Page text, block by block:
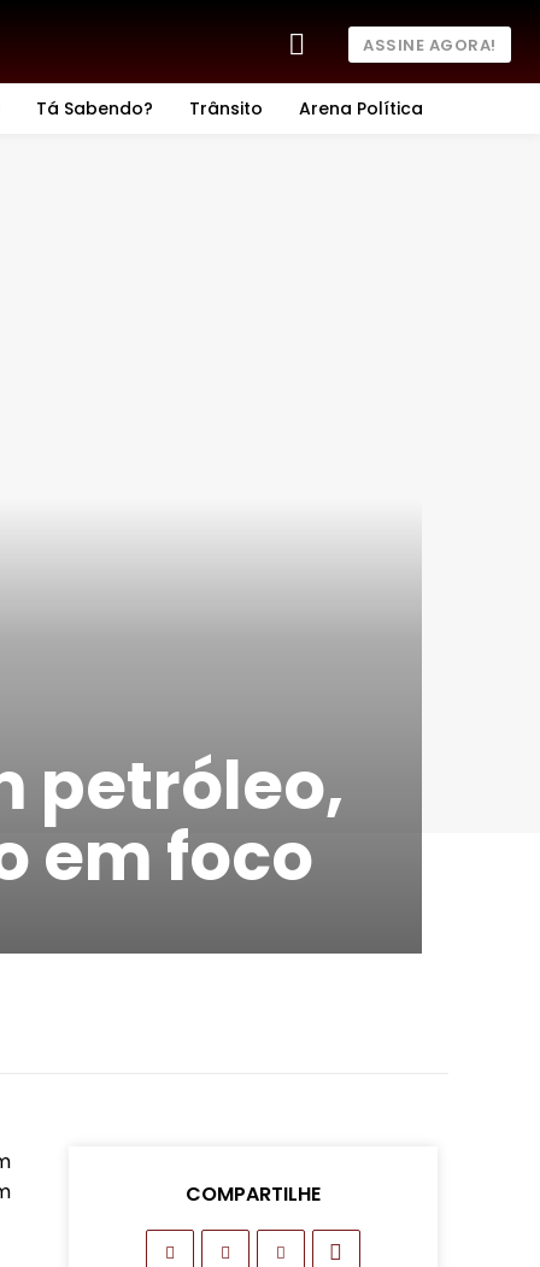
ASSINE AGORA!
Tá Sabendo? Trânsito Arena Política
petróleo,
em foco
COMPARTILHE